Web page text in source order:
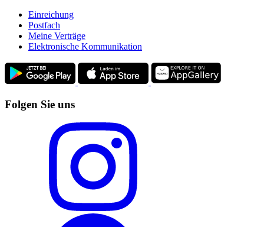
Einreichung
Postfach
Meine Verträge
Elektronische Kommunikation
Folgen Sie uns